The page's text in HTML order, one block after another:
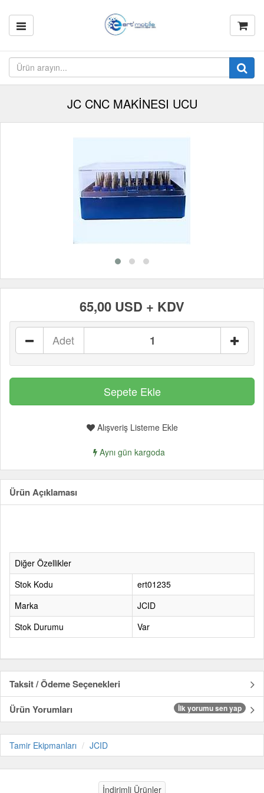
JC CNC MAKİNESI UCU
65,00 USD + KDV
Adet
Alışveriş Listeme Ekle
Aynı gün kargoda
Ürün Açıklaması
Diğer Özellikler
Stok Kodu
ert01235
Marka
JCID
Stok Durumu
Var
Taksit / Ödeme Seçenekleri
Ürün Yorumları
İlk yorumu sen yap
Tamir Ekipmanları JCID
İndirimli Ürünler